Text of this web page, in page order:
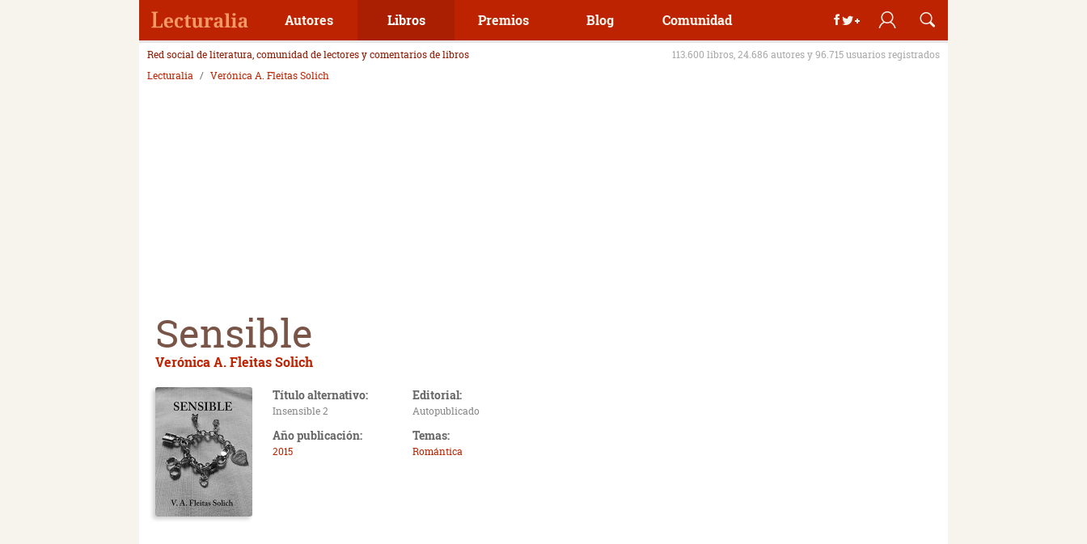
Autores Libros Premios Blog Comunidad
Red social de literatura, comunidad de lectores y comentarios de libros
113.600 libros, 24.686 autores y 96.715 usuarios registrados
Lecturalia
Verónica A. Fleitas Solich
Sensible
Verónica A. Fleitas Solich
Título alternativo:
Insensible 2
Editorial:
Autopublicado
Año publicación:
2015
Temas:
Romántica